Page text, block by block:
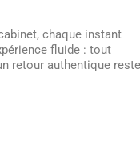
chaque instant
fluide : tout
retour authentique reste